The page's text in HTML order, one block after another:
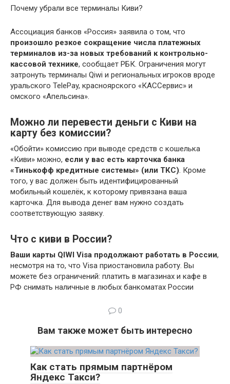
Почему убрали все терминалы Киви?
Ассоциация банков «Россия» заявила о том, что
произошло резкое сокращение числа платежных
терминалов из-за новых требований к контрольно-
кассовой технике, сообщает РБК. Ограничения могут
затронуть терминалы Qiwi и региональных игроков вроде
уральского TelePay, красноярского «КАССервис» и
омского «Апельсина».
Можно ли перевести деньги с Киви на
карту без комиссии?
«Обойти» комиссию при выводе средств с кошелька
«Киви» можно, если у вас есть карточка банка
«Тинькофф кредитные системы» (или ТКС). Кроме
того, у вас должен быть идентифицированный
мобильный кошелёк, к которому привязана ваша
карточка. Для вывода денег вам нужно создать
соответствующую заявку.
Что с киви в России?
Ваши карты QIWI Visa продолжают работать в России,
несмотря на то, что Visa приостановила работу. Вы
можете без ограничений: платить в магазинах и кафе в
РФ снимать наличные в любых банкоматах России
0
Вам также может быть интересно
Как стать прямым партнёром
Яндекс Такси?